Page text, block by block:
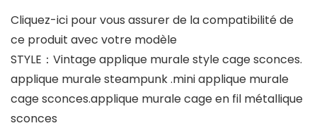
Cliquez-ici pour vous assurer de la compatibilité de
ce produit avec votre modèle
STYLE：Vintage applique murale style cage sconces.
applique murale steampunk .mini applique murale
cage sconces.applique murale cage en fil métallique
sconces